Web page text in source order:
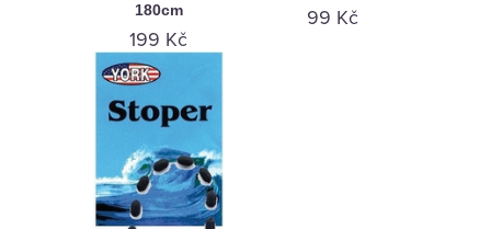
180cm
199 Kč
99 Kč